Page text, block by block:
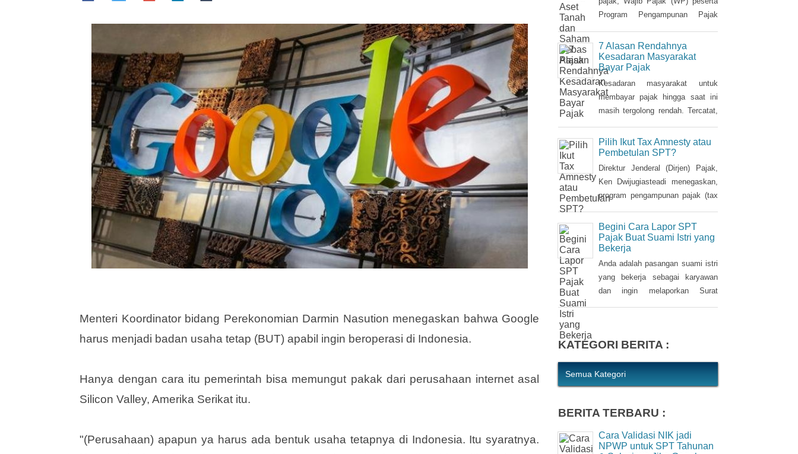
Menteri Koordinator bidang Perekonomian Darmin Nasution menegaskan bahwa Google
harus menjadi badan usaha tetap (BUT) apabil ingin beroperasi di Indonesia.
Hanya dengan cara itu pemerintah bisa memungut pakak dari perusahaan internet asal
Silicon Valley, Amerika Serikat itu.
"(Perusahaan) apapun ya harus ada bentuk usaha tetapnya di Indonesia. Itu syaratnya.
Program Pengampunan Pajak
fasilitas pembebasan pajak
penghasilan (PPh) oleh
pemerintah. Insentif ini dapat
diperoleh jika pemohon melakukan
balik nama atas harta berupa
saham dan harta tidak bergerak,
7 Alasan Rendahnya
Kesadaran Masyarakat
Bayar Pajak
Kesadaran masyarakat untuk
membayar pajak hingga saat ini
masih tergolong rendah. Tercatat,
persen, lebih rendah dibandingkan
negara tetangga seperti Singapura
dan Malaysia.
Pilih Ikut Tax Amnesty atau
Pembetulan SPT?
Direktur Jenderal (Dirjen) Pajak,
Ken Dwijugiasteadi menegaskan,
program pengampunan pajak (tax
(WP). WP berhak untuk memilih
pembetulan Surat Pemberitahuan
(SPT) Tahunan Pajak Penghasilan
(PPh) dengan aturan main yang
berbeda, salah satunya mengenai
Begini Cara Lapor SPT
Pajak Buat Suami Istri yang
Bekerja
Anda adalah pasangan suami istri
yang bekerja sebagai karyawan
dan ingin melaporkan Surat
bisa Anda lakukan. Saat
di Jakarta, Rabu (30/3/2016),
Kepala Kantor Pelayanan Pajak
Dwi Astuti memberikan
suami atau istri
KATEGORI BERITA :
Semua Kategori
BERITA TERBARU :
Cara Validasi NIK jadi
NPWP untuk SPT Tahunan